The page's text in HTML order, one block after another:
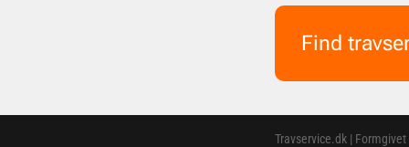
Find
Travservice.dk |